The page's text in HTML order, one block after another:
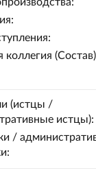
коллегия
(истцы /
истцы):
/